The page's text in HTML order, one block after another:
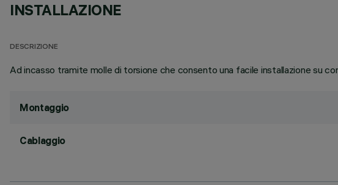
INSTALLAZIONE
DESCRIZIONE
Ad incasso tramite molle di torsione che consento una facile installazione su
Montaggio
Cablaggio